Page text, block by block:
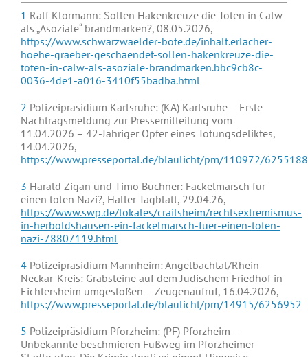
1 Ralf Klormann: Sollen Hakenkreuze die Toten in Calw
als „Asoziale“ brandmarken?, 08.05.2026,
https://www.schwarzwaelder-bote.de/inhalt.erlacher-
hoehe-graeber-geschaendet-sollen-hakenkreuze-die-
toten-in-calw-als-asoziale-brandmarken.bbc9cb8c-
0036-4de1-a016-3410f55badba.html
2 Polizeipräsidium Karlsruhe: (KA) Karlsruhe – Erste
Nachtragsmeldung zur Pressemitteilung vom
11.04.2026 – 42-Jähriger Opfer eines Tötungsdeliktes,
14.04.2026,
https://www.presseportal.de/blaulicht/pm/110972/6255188
3 Harald Zigan und Timo Büchner: Fackelmarsch für
einen toten Nazi?, Haller Tagblatt, 29.04.26,
https://www.swp.de/lokales/crailsheim/rechtsextremismus-
in-herboldshausen-ein-fackelmarsch-fuer-einen-toten-
nazi-78807119.html
4Polizeipräsidium Mannheim: Angelbachtal/Rhein-
Neckar-Kreis: Grabsteine auf dem Jüdischem Friedhof in
Eichtersheim umgestoßen – Zeugenaufruf, 16.04.2026,
https://www.presseportal.de/blaulicht/pm/14915/6256952
5 Polizeipräsidium Pforzheim: (PF) Pforzheim –
Unbekannte beschmieren Fußweg im Pforzheimer